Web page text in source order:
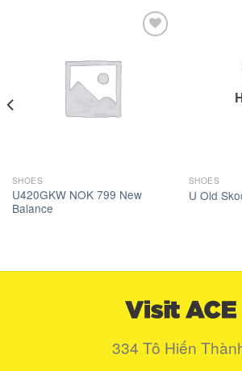
SHOES
U420GKW NOK 799 New
Balance
SHOES
U Old
334 Tô Hiến